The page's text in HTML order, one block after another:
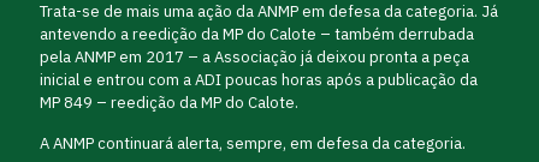
Trata-se de mais uma ação da ANMP em defesa da categoria. Já
antevendo a reedição da MP do Calote – também derrubada
pela ANMP em 2017 – a Associação já deixou pronta a peça
inicial e entrou com a ADI poucas horas após a publicação da
MP 849 – reedição da MP do Calote.
A ANMP continuará alerta, sempre, em defesa da categoria.